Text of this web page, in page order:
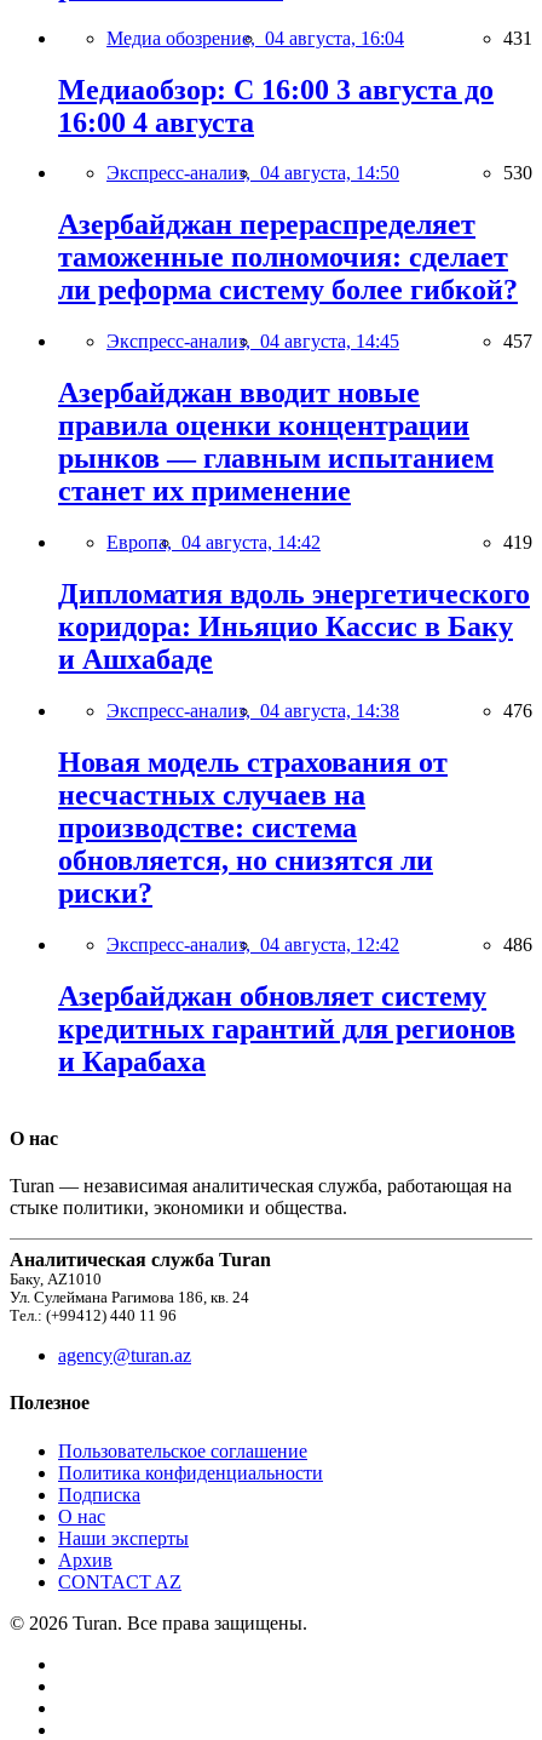
Медиа обозрение, 04 августа, 16:04 431
Медиаобзор: С 16:00 3 августа до
16:00 4 августа
Экспресс-анализ, 04 августа, 14:50 530
Азербайджан перераспределяет
таможенные полномочия: сделает
ли реформа систему более гибкой?
Экспресс-анализ, 04 августа, 14:45 457
Азербайджан вводит новые
правила оценки концентрации
рынков — главным испытанием
станет их применение
Европа, 04 августа, 14:42 419
Дипломатия вдоль энергетического
коридора: Иньяцио Кассис в Баку
и Ашхабаде
Экспресс-анализ, 04 августа, 14:38 476
Новая модель страхования от
несчастных случаев на
производстве: система
обновляется, но снизятся ли
риски?
Экспресс-анализ, 04 августа, 12:42 486
Азербайджан обновляет систему
кредитных гарантий для регионов
и Карабаха
О нас
Turan — независимая аналитическая служба, работающая на
стыке политики, экономики и общества.
Аналитическая служба Turan
Баку, AZ1010
Ул. Сулеймана Рагимова 186, кв. 24
Тел.: (+99412) 440 11 96
agency@turan.az
Полезное
Пользовательское соглашение
Политика конфиденциальности
Подписка
О нас
Наши эксперты
Архив
CONTACT AZ
© 2026 Turan. Все права защищены.